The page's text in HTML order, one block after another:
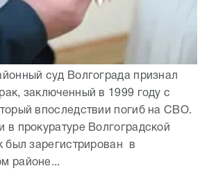
суд Волгограда признал
заключенный в 1999 году с
впоследствии погиб на СВО.
в прокуратуре Волгоградской
был зарегистрирован в
районе...